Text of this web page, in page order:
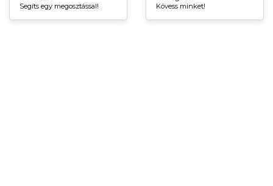
Segíts egy megosztással! Kövess minket!